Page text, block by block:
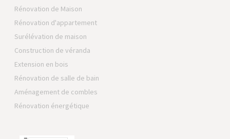
Rénovation de Maison
Rénovation d'appartement
Surélévation de maison
Construction de véranda
Extension en bois
Rénovation de salle de bain
Aménagement de combles
Rénovation énergétique